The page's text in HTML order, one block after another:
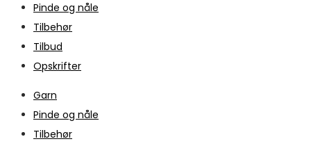
Pinde og nåle
Tilbehør
Tilbud
Opskrifter
Garn
Pinde og nåle
Tilbehør